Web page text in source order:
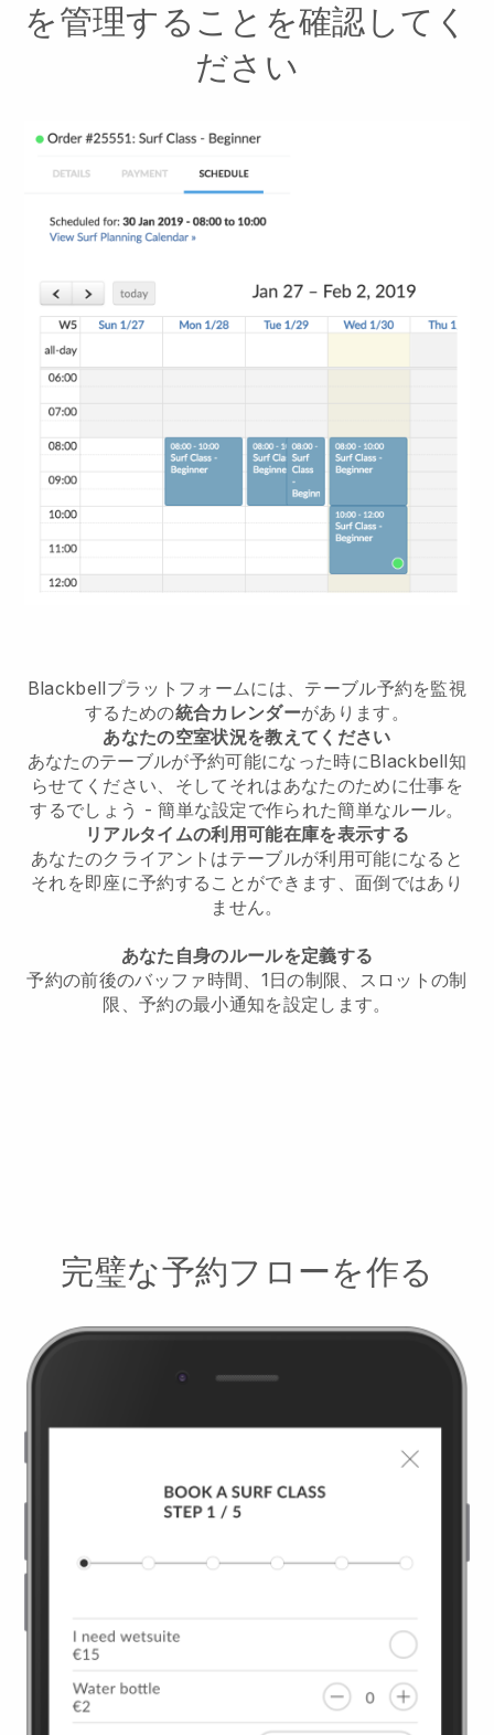
を管理することを確認してく
ださい
Blackbellプラットフォームには、テーブル予約を監視
するための統合カレンダーがあります。
あなたの空室状況を教えてください
あなたのテーブルが予約可能になった時にBlackbell知
らせてください、そしてそれはあなたのために仕事を
するでしょう - 簡単な設定で作られた簡単なルール。
リアルタイムの利用可能在庫を表示する
あなたのクライアントはテーブルが利用可能になると
それを即座に予約することができます、面倒ではあり
ません。
あなた自身のルールを定義する
予約の前後のバッファ時間、1日の制限、スロットの制
限、予約の最小通知を設定します。
完璧な予約フローを作る